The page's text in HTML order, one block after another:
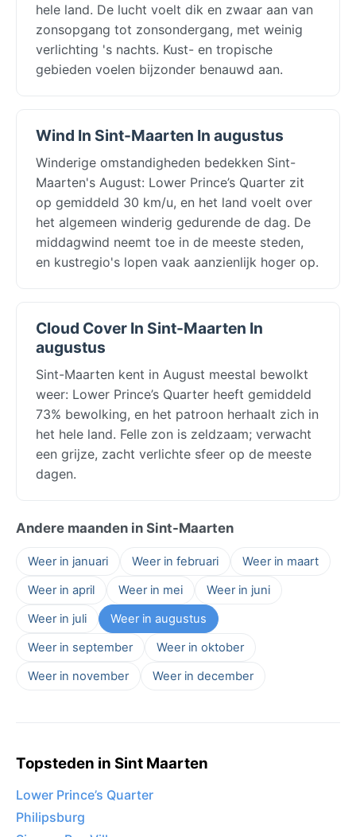
hele land. De lucht voelt dik en zwaar aan van
zonsopgang tot zonsondergang, met weinig
verlichting 's nachts. Kust- en tropische
gebieden voelen bijzonder benauwd aan.
Wind In Sint-Maarten In augustus
Winderige omstandigheden bedekken Sint-
Maarten's August: Lower Prince’s Quarter zit
op gemiddeld 30 km/u, en het land voelt over
het algemeen winderig gedurende de dag. De
middagwind neemt toe in de meeste steden,
en kustregio's lopen vaak aanzienlijk hoger op.
Cloud Cover In Sint-Maarten In
augustus
Sint-Maarten kent in August meestal bewolkt
weer: Lower Prince’s Quarter heeft gemiddeld
73% bewolking, en het patroon herhaalt zich in
het hele land. Felle zon is zeldzaam; verwacht
een grijze, zacht verlichte sfeer op de meeste
dagen.
Andere maanden in Sint-Maarten
Weer in januari Weer in februari
Weer in maart
Weer in april
Weer in mei
Weer in juni
Weer in juli
Weer in augustus
Weer in september
Weer in oktober
Weer in november
Weer in december
Topsteden in Sint Maarten
Lower Prince’s Quarter
Philipsburg